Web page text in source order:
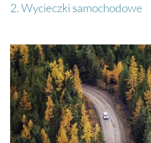
2. Wycieczki samochodowe